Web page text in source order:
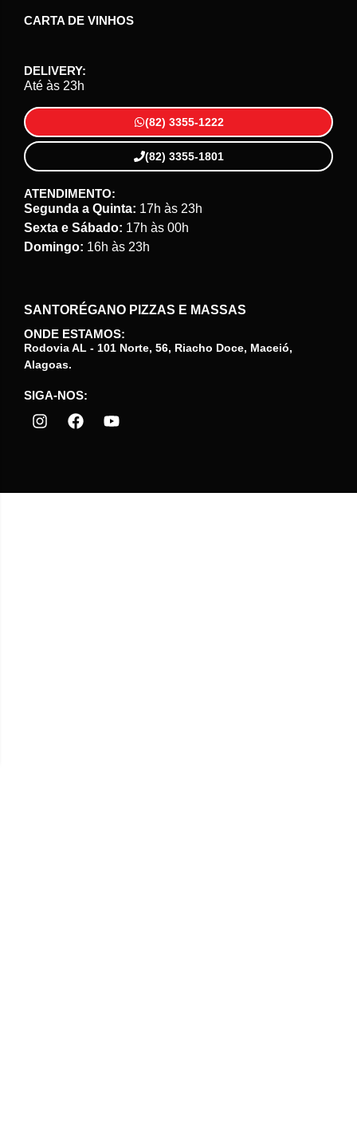
CARTA DE VINHOS
DELIVERY:
Até às 23h
(82) 3355-1222
(82) 3355-1801
ATENDIMENTO:
Segunda a Quinta: 17h às 23h
Sexta e Sábado: 17h às 00h
Domingo: 16h às 23h
SANTORÉGANO PIZZAS E MASSAS
ONDE ESTAMOS:
Rodovia AL - 101 Norte, 56, Riacho Doce, Maceió,
Alagoas.
SIGA-NOS: